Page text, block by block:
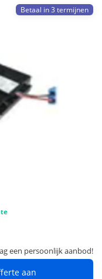
Betaal in 3 termijnen
een persoonlijk aanbod!
aan